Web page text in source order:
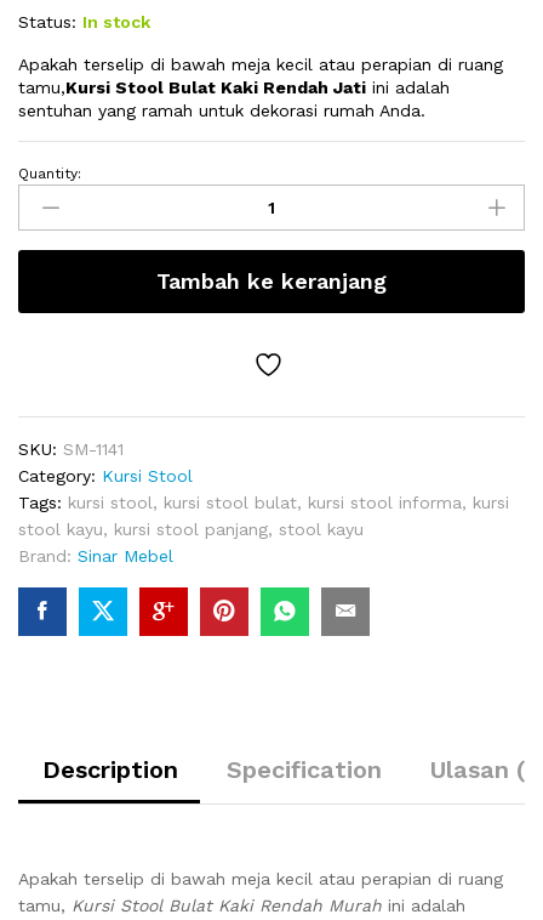
Status: In stock
Apakah terselip di bawah meja kecil atau perapian di ruang
tamu,Kursi Stool Bulat Kaki Rendah Jati ini adalah
sentuhan yang ramah untuk dekorasi rumah Anda.
Kursi
Stool
Bulat
Kaki
Jati
Quantity:
Tambah ke keranjang
SKU: SM-1141
Category: Kursi Stool
Tags: kursi stool, kursi stool bulat, kursi stool informa, kursi
stool kayu, kursi stool panjang, stool kayu
Brand: Sinar Mebel
Description Specification Ulasan
Apakah terselip di bawah meja kecil atau perapian di ruang
tamu, Kursi Stool Bulat Kaki Rendah Murah ini adalah